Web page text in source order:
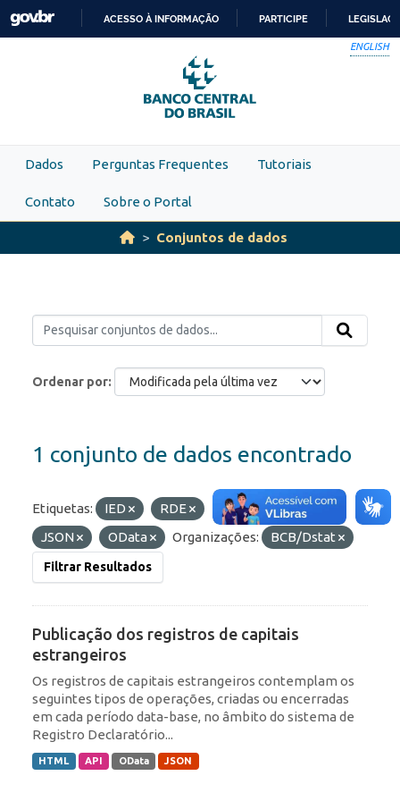
Skip to main content
PARA
O
CONTEÚDO
ACESSO À INFORMAÇÃO PARTICIPE
ENGLISH
Dados Perguntas Frequentes Tutoriais
Contato Sobre o Portal
Conjuntos de dados
Ordenar por
1 conjunto de dados encontrado
Etiquetas: IED RDE Formatos:
API
JSON
OData Organizações: BCB/Dstat
Filtrar Resultados
Publicação dos registros de capitais
estrangeiros
Os registros de capitais estrangeiros contemplam os
seguintes tipos de operações, criadas ou encerradas
em cada período data-base, no âmbito do sistema de
Registro Declaratório...
HTML API OData JSON